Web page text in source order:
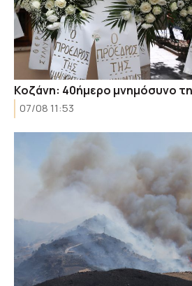
Kοζάνη: 40ήμερο μνημόσυνο
07/08 11:53